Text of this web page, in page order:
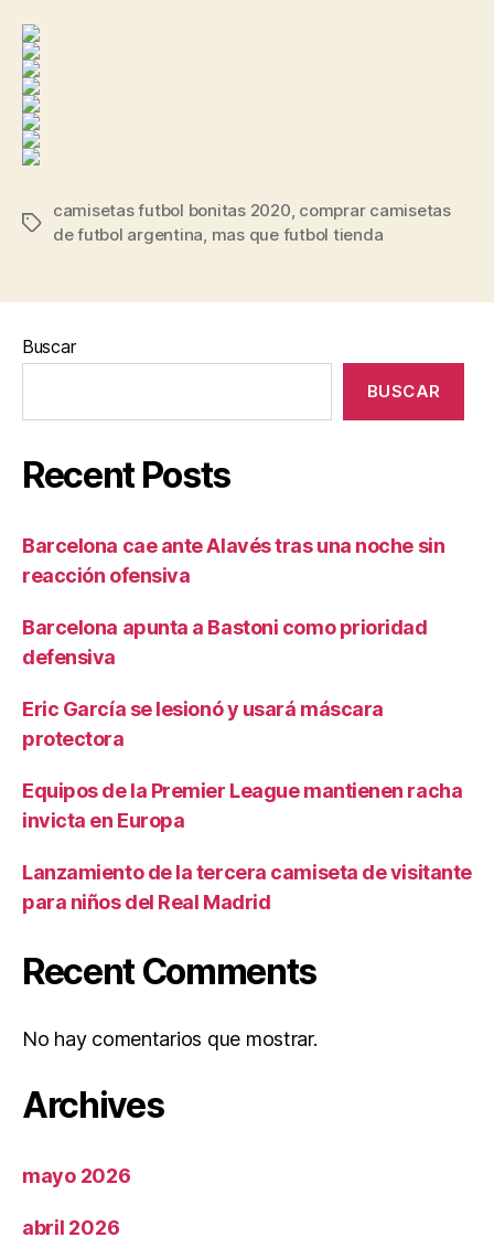
Etiquetas
camisetas futbol bonitas 2020, comprar camisetas
de futbol argentina, mas que futbol tienda
Buscar
BUSCAR
Recent Posts
Barcelona cae ante Alavés tras una noche sin
reacción ofensiva
Barcelona apunta a Bastoni como prioridad
defensiva
Eric García se lesionó y usará máscara
protectora
Equipos de la Premier League mantienen racha
invicta en Europa
Lanzamiento de la tercera camiseta de visitante
para niños del Real Madrid
Recent Comments
No hay comentarios que mostrar.
Archives
mayo 2026
abril 2026